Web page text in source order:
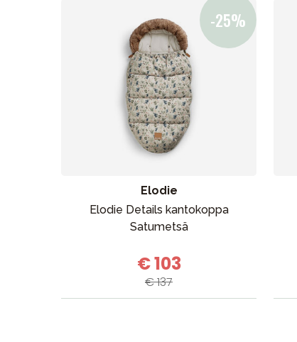
Elodie
Elodie Details kantokoppa
Satumetsä
€ 103
€ 137
Aurinko ja uinti